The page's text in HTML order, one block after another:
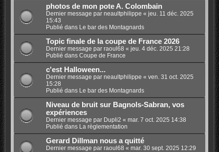
photos de mon pote A. Colombain
Dernier message par neaultphilippe « jeu. 11 déc. 2025
15:43
Publié dans Le bar des Montagnards
Topic finale de la coupe de France 2026
Dernier message par raoul68 « jeu. 4 déc. 2025 21:28
Publié dans Coupe de France
c'est Halloween...
Dernier message par neaultphilippe « ven. 31 oct. 2025
15:28
Publié dans Le bar des Montagnards
Niveau de bruit sur Bagnols-Sabran, vos
expériences
Dernier message par Dupli2 « mar. 7 oct. 2025 14:38
Publié dans La règlementation
Gerard Dillman nous a quitté
Dernier message par raoul68 « mar. 30 sept. 2025 12:29